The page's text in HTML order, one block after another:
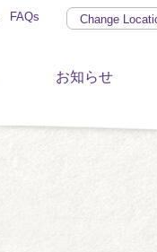
FAQs
お知らせ